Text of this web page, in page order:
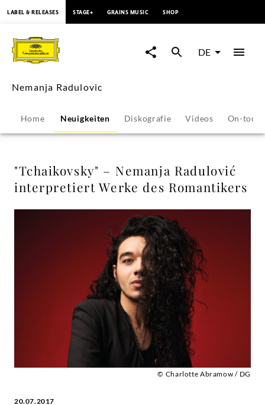
"Tchaikovsky"
Nemanja
Radulović
interpretiert
Werke
des
Romantikers
Radulovic
Deutsche
Grammophon
LABEL & RELEASES STAGE+ GRAINS MUSIC SHOP
DE
Nemanja Radulovic
Home Neuigkeiten Diskografie Videos On-tour
"Tchaikovsky" – Nemanja Radulović
interpretiert Werke des Romantikers
© Charlotte Abramow / DG
20.07.2017